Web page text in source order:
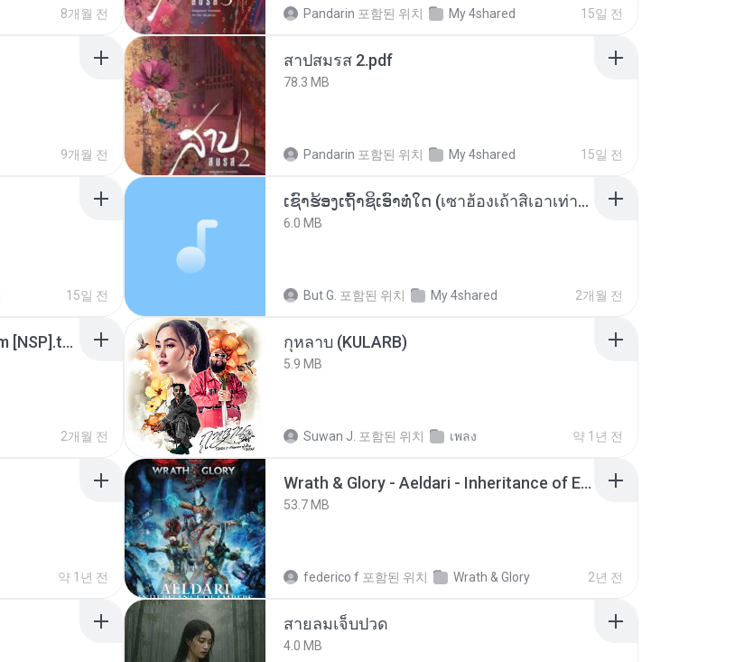
8개월 전 Pandarin 포함된 위치 My 4shared 15일 전
9개월 전
สาปสมรส 2.pdf
78.3 MB
Pandarin 포함된 위치 My 4shared 15일 전
15일 전
ເຊົາຮ້ອງເຖົ້າຊິເອົາທໍ່ໃດ (เซาฮ้องเถ้าสิเอาเท่าใด) ບຸນເກີດ ຫນູຫ່ວງ ft. ໂສພາ ຈຸນທະລາ
6.0 MB
But G. 포함된 위치 My 4shared 2개월 전
Tomodachi Life Living the Dream [NSP].torrent
2개월 전
กุหลาบ (KULARB)
5.9 MB
Suwan J. 포함된 위치 เพลง 약 1년 전
약 1년 전
Wrath & Glory - Aeldari - Inheritance of Embers.pdf
53.7 MB
federico f 포함된 위치 Wrath & Glory 2년 전
สายลมเจ็บปวด
4.0 MB